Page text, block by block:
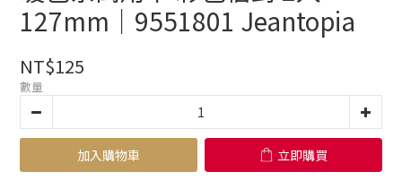
127mm｜9551801 Jeantopia
NT$125
數量
加入購物車 立即購買